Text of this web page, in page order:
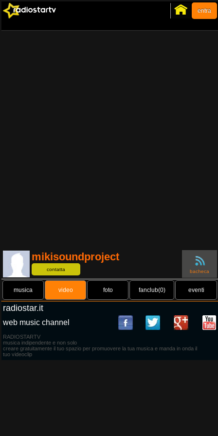
entra
mikisoundproject
contatta bacheca
musica video foto fanclub(0) eventi
radiostar.it
web music channel
RADIOSTARTV
musica indipendente e non solo
creare gratuitamente il tuo spazio per promuovere la tua musica e manda in onda il
tuo videoclip